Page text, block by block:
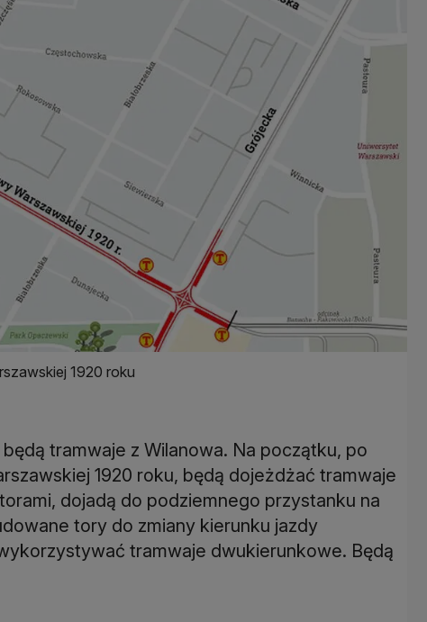
1920 roku
tramwaje z Wilanowa. Na początku, po
1920 roku, będą dojeżdżać tramwaje
dojadą do podziemnego przystanku na
tory do zmiany kierunku jazdy
tramwaje dwukierunkowe. Będą